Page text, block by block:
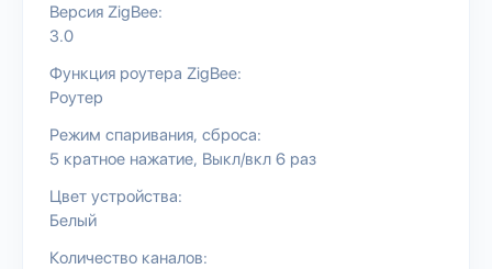
Версия ZigBee:
3.0
Функция роутера ZigBee:
Роутер
Режим спаривания, сброса:
5 кратное нажатие Выкл/вкл 6 раз
Цвет устройства:
Белый
Количество каналов: